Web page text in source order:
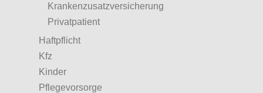
Krankenzusatzversicherung
Privatpatient
Haftpflicht
Kfz
Kinder
Pflegevorsorge